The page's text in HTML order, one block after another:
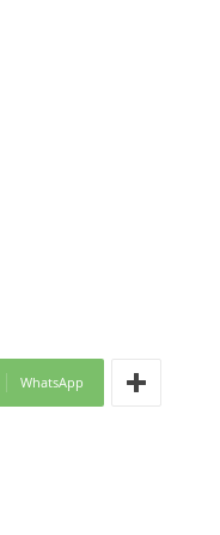
WhatsApp